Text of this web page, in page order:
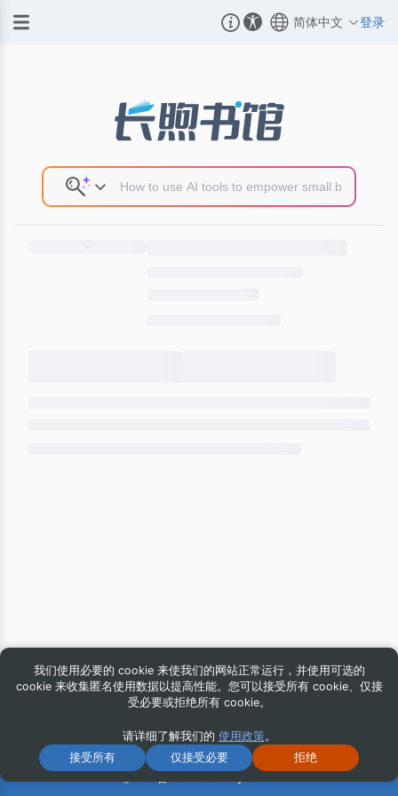
我们使用必要的 cookie 来使我们的网站正常运行，并使用可选的
cookie 来收集匿名使用数据以提高性能。您可以接受所有 cookie、仅接
受必要或拒绝所有 cookie。
请详细了解我们的 使用政策。
接受所有
仅接受必要 拒绝
简体中文 登录
© 2026 iG Publishing, Inc. All Rights Reserved.